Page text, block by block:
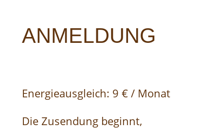
ANMELDUNG
Energieausgleich: 9 € / Monat
Die Zusendung beginnt,